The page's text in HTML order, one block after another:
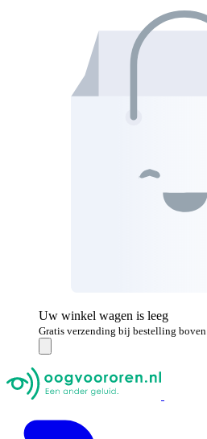
Uw winkel wagen is leeg
Gratis verzending bij bestelling boven